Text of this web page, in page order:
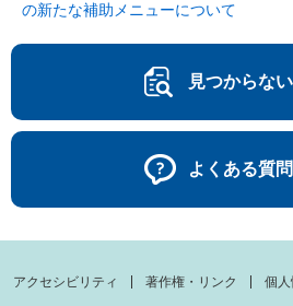
の新たな補助メニューについて
見つからな
よくある質
アクセシビリティ 著作権・リンク 個